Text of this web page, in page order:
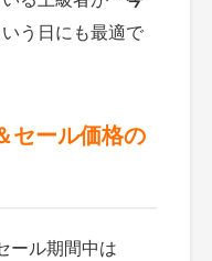
う日にも最適で
セール価格の
ール期間中は